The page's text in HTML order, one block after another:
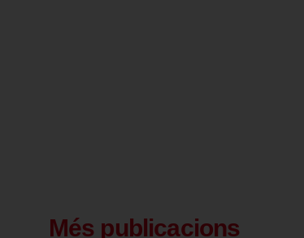
Més publicacions